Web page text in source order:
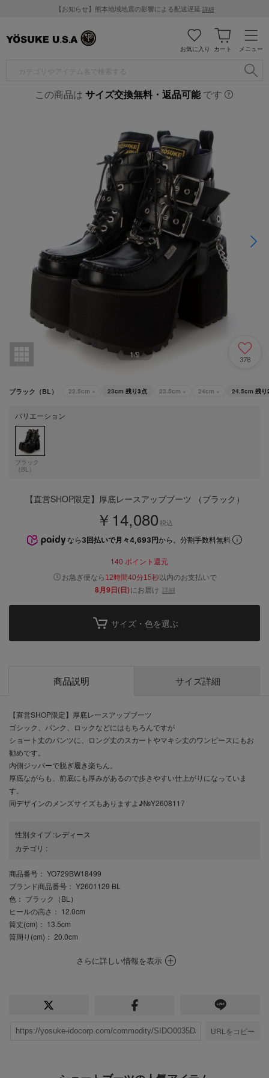
【お知らせ】熊本地域地震の影響による配送遅延 詳細
メニュー
カート
お気に入り
この商品は サイズ交換無料・返品可能です
1/9
378
ブラック（BL） 22.5cm × 23cm 残り3点 23.5cm × 24cm × 24.5cm 残り
バリエーション
ブラック
（BL）
【直営SHOP限定】厚底レースアップブーツ （ブラック）
￥14,080 税込
なら 3回払いで月々4,693円から。分割手数料無料
140 ポイント還元
お急ぎ便なら 12時間40分14秒以内のお支払いで
8月9日(日)にお届け 詳細
サイズ・色を選ぶ
商品説明 サイズ詳細
【直営SHOP限定】厚底レースアップブーツ
ゴシック、パンク、ロックなどにはもちろんですが
ショート丈のパンツに、ロング丈のスカートやマキシ丈のワンピースにもお
勧めです。
内側ジッパーで脱ぎ履き楽ちん。
厚底ながらも、前底にも厚みがあるので歩きやすい仕上がりになっていま
す。
同デザインのメンズサイズもありますよ♪№Y2608117
性別タイプ :レディース
カテゴリ :
商品番号 ： YO729BW18499
ブランド商品番号 ： Y2601129 BL
色 ： ブラック（BL）
ヒールの高さ ： 12.0cm
筒丈(cm) ： 13.5cm
筒周り(cm) ： 20.0cm
さらに詳しい情報を表示
URLをコピー